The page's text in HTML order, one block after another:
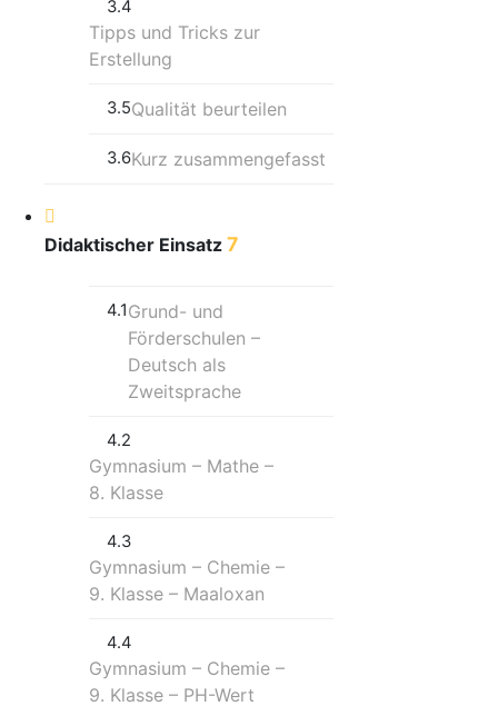
3.4
Tipps und Tricks zur
Erstellung
3.5Qualität beurteilen
3.6Kurz zusammengefasst
Didaktischer Einsatz 7
4.1Grund- und
Förderschulen –
Deutsch als
Zweitsprache
4.2
Gymnasium – Mathe –
8. Klasse
4.3
Gymnasium – Chemie –
9. Klasse – Maaloxan
4.4
Gymnasium – Chemie –
9. Klasse – PH-Wert